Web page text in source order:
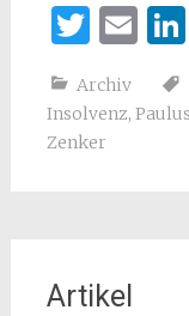
Archiv
Insolvenz, Paulus
Zenker
Artikel